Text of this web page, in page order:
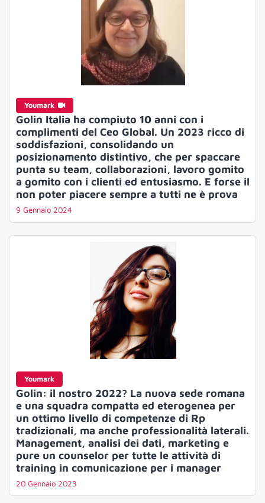
Youmark
Golin Italia ha compiuto 10 anni con i
complimenti del Ceo Global. Un 2023 ricco di
soddisfazioni, consolidando un
posizionamento distintivo, che per spaccare
punta su team, collaborazioni, lavoro gomito
a gomito con i clienti ed entusiasmo. E forse il
non poter piacere sempre a tutti ne è prova
9 Gennaio 2024
Youmark
Golin: il nostro 2022? La nuova sede romana
e una squadra compatta ed eterogenea per
un ottimo livello di competenze di Rp
tradizionali, ma anche professionalità laterali.
Management, analisi dei dati, marketing e
pure un counselor per tutte le attività di
training in comunicazione per i manager
20 Gennaio 2023